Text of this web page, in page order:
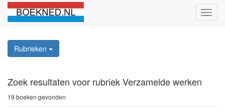
Rubrieken
Zoek resultaten voor rubriek Verzamelde werken
19 boeken gevonden